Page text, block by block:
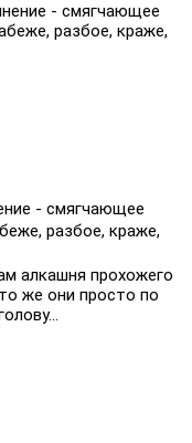
- смягчающее
разбое, краже,
- смягчающее
разбое, краже,
алкашня прохожего
же они просто по